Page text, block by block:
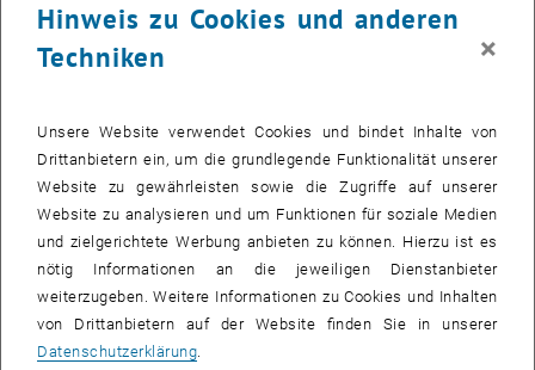
in der Welt zu verstehen.
Wenn Sie sich mit einer bekannten/berühmte Persönlichkeit - bereits
Die Person mit der ich mich gerne treffen würden ist vielleicht in
einer breiten Öffentlichkeit nicht bekannt, sollte es aber werden:
Richard Coudenhove-Kalergi. In Japan als Sohn eines
österreichischen Diplomaten aufgewachsen, war er schon früh ein
Vordenker der europäischen Einigung. Seine Ideen teilten nicht nur
Politiker wie Aristide Briand und Konrad Adenauer, sondern auch
Persönlichkeiten wie Albert Einstein und Thomas Mann. Es wäre
sehr interessant, wie er die heutige Situation der Welt einschätzt
und wie sehr er seine damals revolutionären Ideen verwirklicht
Hinweis zu Cookies und anderen
Techniken
×
Unsere Website verwendet Cookies und bindet Inhalte von
Drittanbietern ein, um die grundlegende Funktionalität unserer
Website zu gewährleisten sowie die Zugriffe auf unserer
Website zu analysieren und um Funktionen für soziale Medien
und zielgerichtete Werbung anbieten zu können. Hierzu ist es
nötig Informationen an die jeweiligen Dienstanbieter
weiterzugeben. Weitere Informationen zu Cookies und Inhalten
von Drittanbietern auf der Website finden Sie in unserer
Datenschutzerklärung.